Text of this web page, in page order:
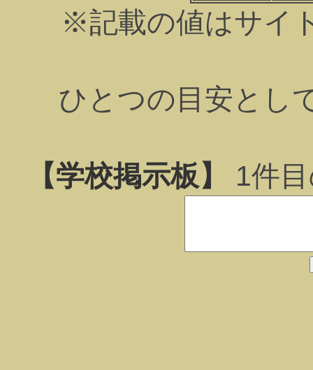
※記載の値はサイ
ひとつの目安とし
【学校掲示板】 1件